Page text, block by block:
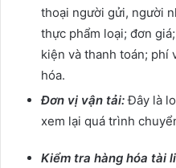
thoại người gửi, người
thực phẩm loại; đơn giá;
kiện và thanh toán; phí
hóa.
Đơn vị vận tải:Đây là
xem lại quá trình
Kiểm tra hàng hóa tài